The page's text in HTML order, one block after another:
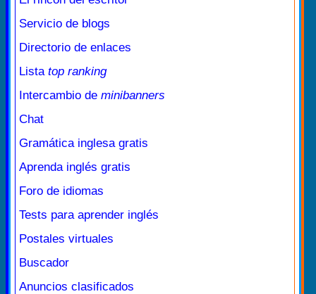
Servicio de blogs
Directorio de enlaces
Lista top ranking
Intercambio de minibanners
Chat
Gramática inglesa gratis
Aprenda inglés gratis
Foro de idiomas
Tests para aprender inglés
Postales virtuales
Buscador
Anuncios clasificados